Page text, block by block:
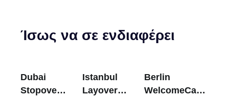
Ίσως να σε ενδιαφέρει
Dubai
Stopover
Istanbul
Layover
Berlin
WelcomeCard: